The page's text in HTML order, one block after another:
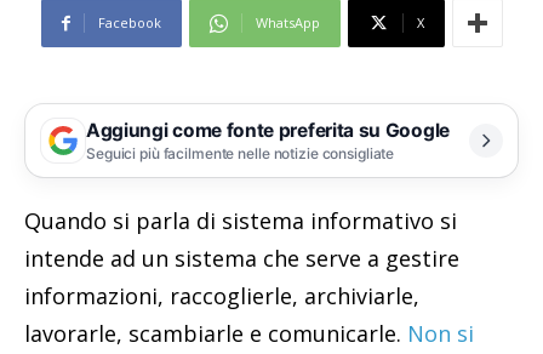
Facebook WhatsApp X
Aggiungi come fonte preferita su Google
Seguici più facilmente nelle notizie consigliate
Quando si parla di sistema informativo si
intende ad un sistema che serve a gestire
informazioni, raccoglierle, archiviarle,
lavorarle, scambiarle e comunicarle. Non si